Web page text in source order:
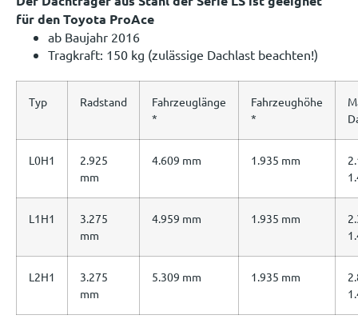
für den Toyota ProAce
ab Baujahr 2016
Tragkraft: 150 kg (zulässige Dachlast beachten!)
Typ Radstand
Fahrzeuglänge
*
Fahrzeughöhe
*
L0H1
2.925
mm
4.609 mm 1.935 mm
L1H1
3.275
mm
4.959 mm 1.935 mm
L2H1
3.275
mm
5.309 mm 1.935 mm